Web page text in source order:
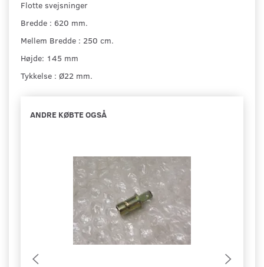
Flotte svejsninger
Bredde : 620 mm.
Mellem Bredde : 250 cm.
Højde: 145 mm
Tykkelse : Ø22 mm.
ANDRE KØBTE OGSÅ